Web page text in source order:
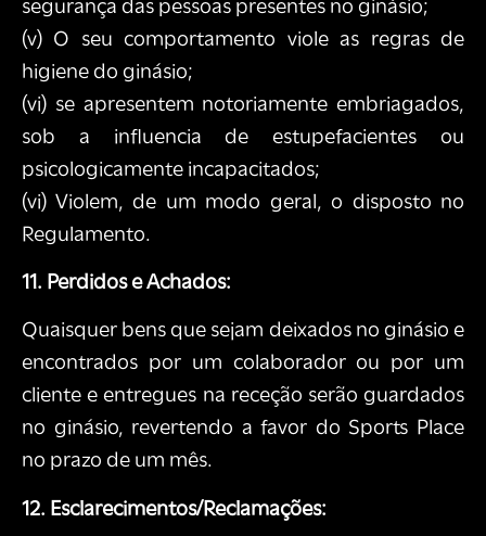
segurança das pessoas presentes no ginásio;
(v) O seu comportamento viole as regras de
higiene do ginásio;
(vi) se apresentem notoriamente embriagados,
sob a influencia de estupefacientes ou
psicologicamente incapacitados;
(vi) Violem, de um modo geral, o disposto no
Regulamento.
11. Perdidos e Achados:
Quaisquer bens que sejam deixados no ginásio e
encontrados por um colaborador ou por um
cliente e entregues na receção serão guardados
no ginásio, revertendo a favor do Sports Place
no prazo de um mês.
12. Esclarecimentos/Reclamações: